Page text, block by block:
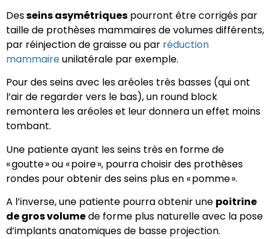
Desseins asymétriques pourront être corrigés par
taille de prothèses mammaires de volumes différents,
par réinjection de graisse ou par réduction
mammaireunilatérale par exemple.
Pour des seins avec les aréoles très basses (qui ont
l’air de regarder vers le bas), un round block
remontera les aréoles et leur donnera un effet moins
tombant.
Une patiente ayant les seins très en forme de
« goutte » ou « poire », pourra choisir des prothèses
rondes pour obtenir des seins plus en « pomme ».
A l’inverse, une patiente pourra obtenir une poitrine
de gros volumede forme plus naturelle avec la pose
d’implants anatomiques de basse projection.